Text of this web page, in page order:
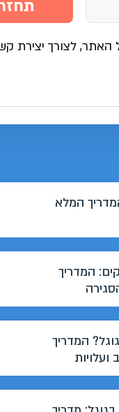
לצורך יצירת
המלא
המדריך
המדריך